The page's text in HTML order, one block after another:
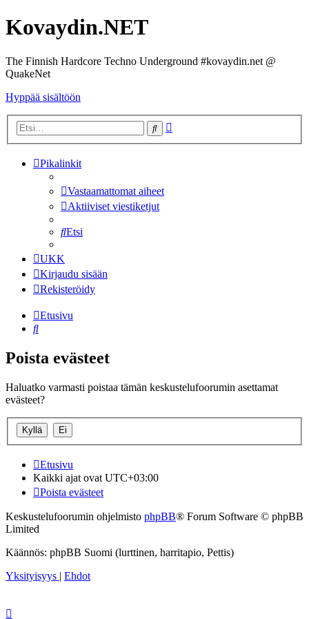
Kovaydin.NET
The Finnish Hardcore Techno Underground #kovaydin.net @
QuakeNet
Hyppää sisältöön
Etsi
Pikalinkit
Vastaamattomat aiheet
Aktiiviset viestiketjut
Etsi
UKK
Kirjaudu sisään
Rekisteröidy
Etusivu
Etsi
Poista evästeet
Haluatko varmasti poistaa tämän keskustelufoorumin asettamat
evästeet?
Etusivu
Kaikki ajat ovat UTC+03:00
Poista evästeet
Keskustelufoorumin ohjelmisto phpBB® Forum Software © phpBB
Limited
Käännös: phpBB Suomi (lurttinen, harritapio, Pettis)
Yksityisyys | Ehdot